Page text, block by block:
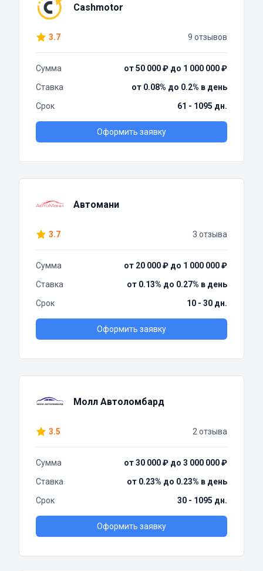
Cashmotor
3.7 9 отзывов
Сумма
от 50 000 ₽ до 1 000 000 ₽
Ставка
от 0.08% до 0.2% в день
Срок
61 - 1095 дн.
Оформить заявку
Автомани
3.7 3 отзыва
Сумма
от 20 000 ₽ до 1 000 000 ₽
Ставка
от 0.13% до 0.27% в день
Срок
10 - 30 дн.
Оформить заявку
Молл Автоломбард
3.5 2 отзыва
Сумма
от 30 000 ₽ до 3 000 000 ₽
Ставка
от 0.23% до 0.23% в день
Срок
30 - 1095 дн.
Оформить заявку